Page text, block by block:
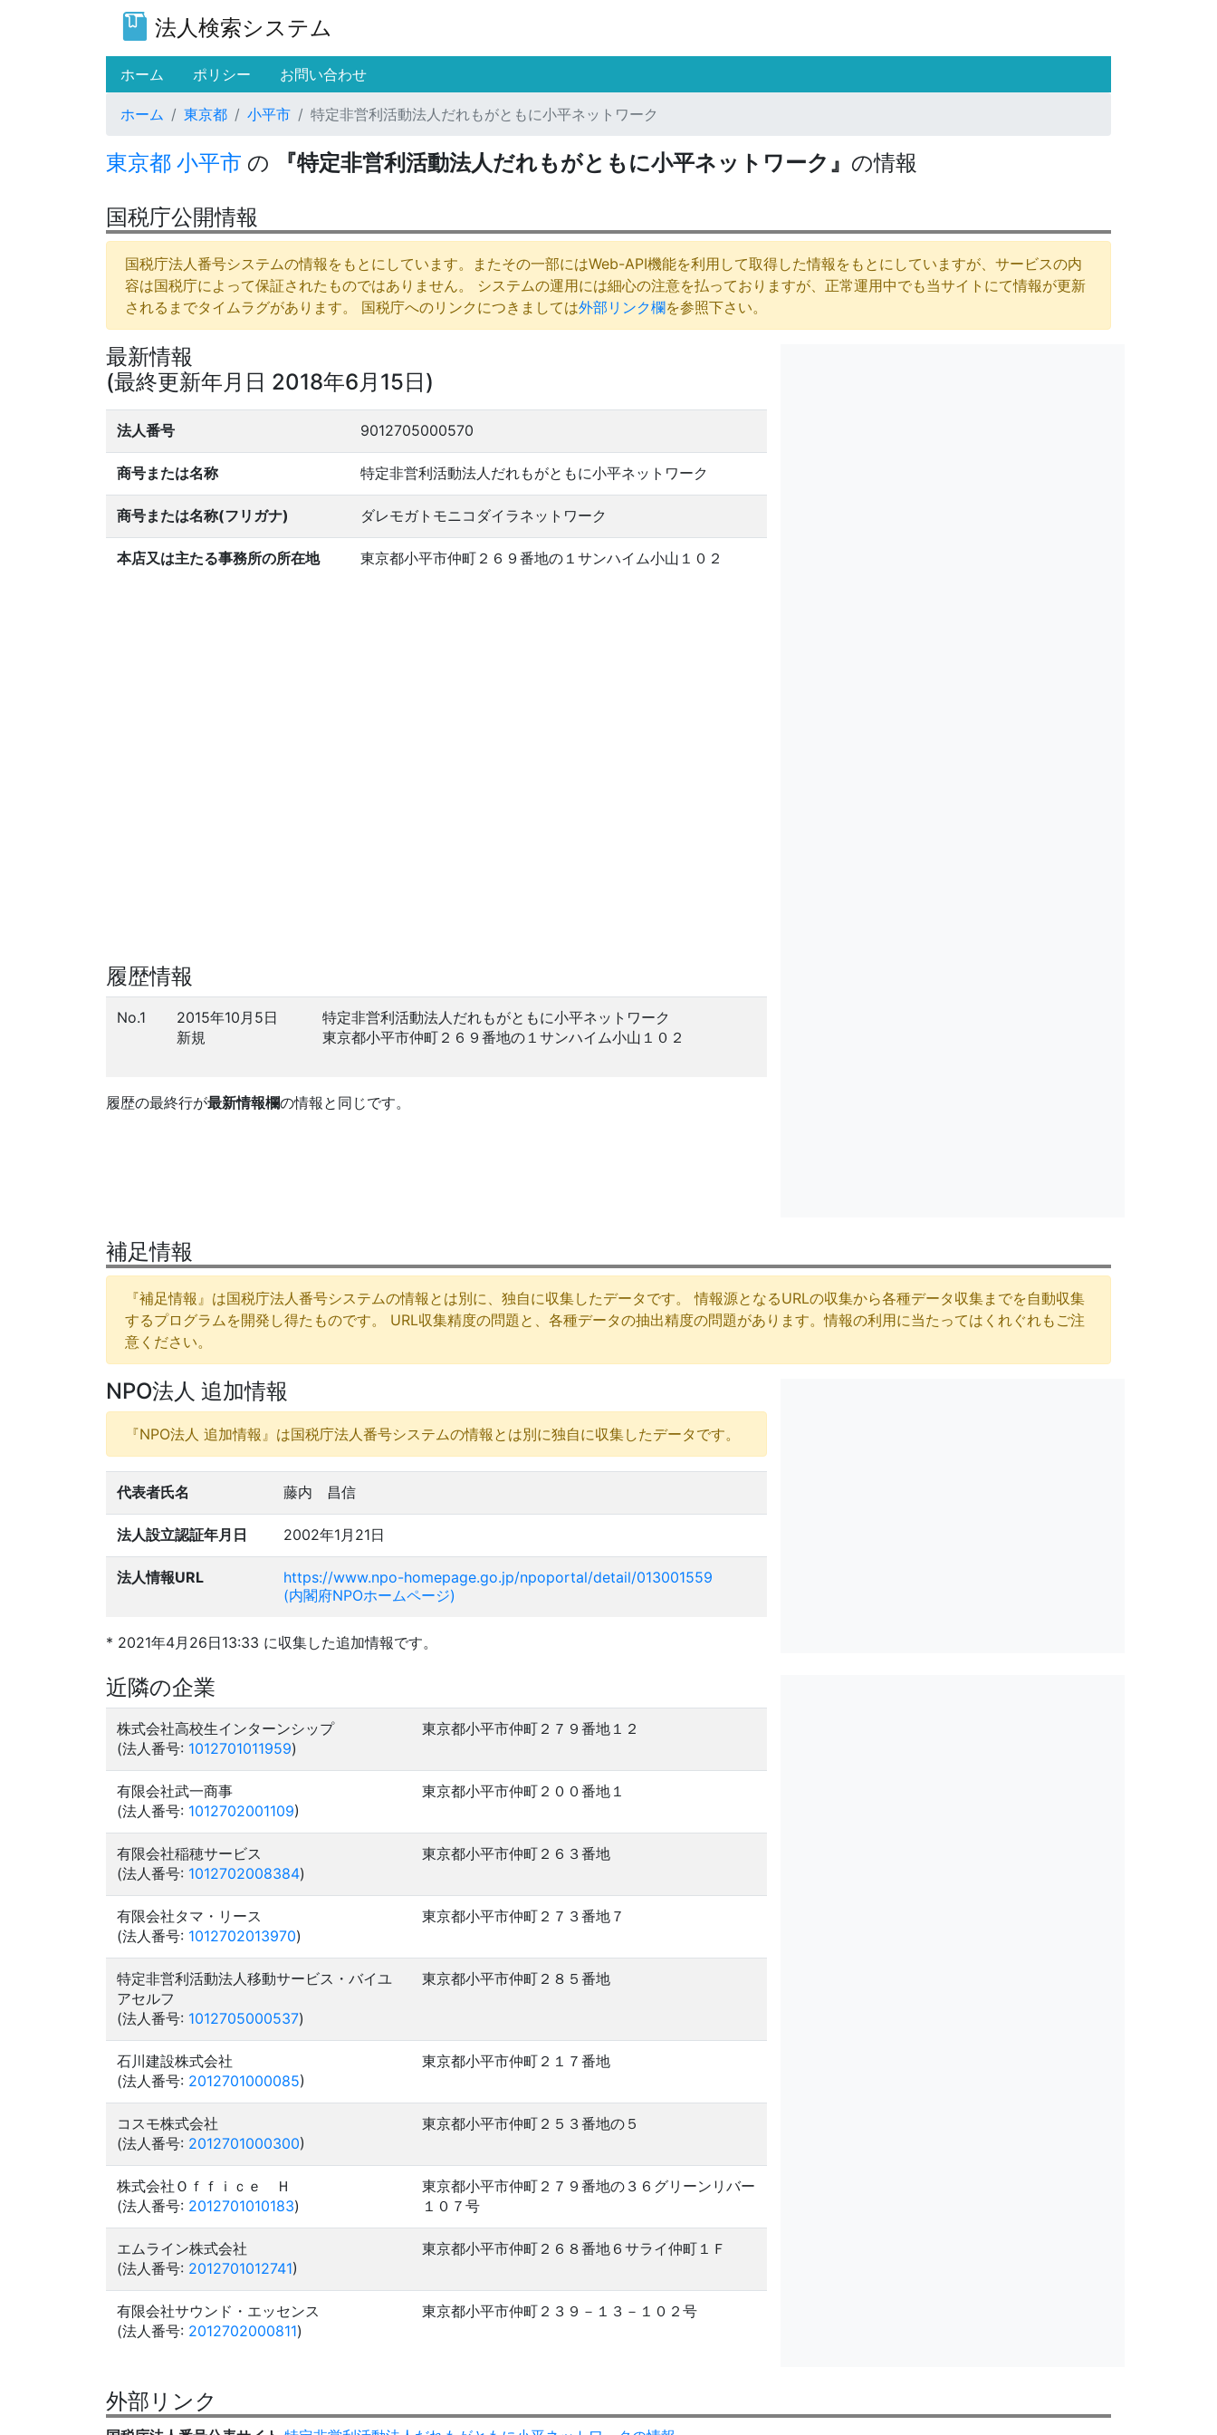
法人検索システム
ホーム (current)
ポリシー お問い合わせ
ホーム 東京都 小平市 特定非営利活動法人だれもがともに小平ネットワーク
東京都 小平市 の 『特定非営利活動法人だれもがともに小平ネットワーク』 の情報
国税庁公開情報
国税庁法人番号システムの情報をもとにしています。またその一部にはWeb-API機能を利用して取得した情報をもとにしていますが、サービスの内
容は国税庁によって保証されたものではありません。 システムの運用には細心の注意を払っておりますが、正常運用中でも当サイトにて情報が更新
されるまでタイムラグがあります。 国税庁へのリンクにつきましては外部リンク欄を参照下さい。
最新情報
(最終更新年月日 2018年6月15日)
法人番号 9012705000570
商号または名称 特定非営利活動法人だれもがともに小平ネットワーク
商号または名称(フリガナ) ダレモガトモニコダイラネットワーク
本店又は主たる事務所の所在地 東京都小平市仲町２６９番地の１サンハイム小山１０２
履歴情報
No.1
2015年10月5日
新規
特定非営利活動法人だれもがともに小平ネットワーク
東京都小平市仲町２６９番地の１サンハイム小山１０２
履歴の最終行が最新情報欄の情報と同じです。
補足情報
『補足情報』は国税庁法人番号システムの情報とは別に、独自に収集したデータです。 情報源となるURLの収集から各種データ収集までを自動収集
するプログラムを開発し得たものです。 URL収集精度の問題と、各種データの抽出精度の問題があります。情報の利用に当たってはくれぐれもご注
意ください。
NPO法人 追加情報
『NPO法人 追加情報』は国税庁法人番号システムの情報とは別に独自に収集したデータです。
代表者氏名 藤内 昌信
法人設立認証年月日 2002年1月21日
法人情報URL
https://www.npo-homepage.go.jp/npoportal/detail/013001559
(内閣府NPOホームページ)
* 2021年4月26日13:33 に収集した追加情報です。
近隣の企業
株式会社高校生インターンシップ
(法人番号: 1012701011959)
東京都小平市仲町２７９番地１２
有限会社武一商事
(法人番号: 1012702001109)
東京都小平市仲町２００番地１
有限会社稲穂サービス
(法人番号: 1012702008384)
東京都小平市仲町２６３番地
有限会社タマ・リース
(法人番号: 1012702013970)
東京都小平市仲町２７３番地７
特定非営利活動法人移動サービス・バイユ
アセルフ
(法人番号: 1012705000537)
東京都小平市仲町２８５番地
石川建設株式会社
(法人番号: 2012701000085)
東京都小平市仲町２１７番地
コスモ株式会社
(法人番号: 2012701000300)
東京都小平市仲町２５３番地の５
株式会社Ｏｆｆｉｃｅ Ｈ
(法人番号: 2012701010183)
東京都小平市仲町２７９番地の３６グリーンリバー
１０７号
エムライン株式会社
(法人番号: 2012701012741)
東京都小平市仲町２６８番地６サライ仲町１Ｆ
有限会社サウンド・エッセンス
(法人番号: 2012702000811)
東京都小平市仲町２３９－１３－１０２号
外部リンク